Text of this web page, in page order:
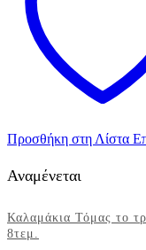
Προσθήκη στη Λίστα
Αναμένεται
Καλαμάκια Τόμας το
8τεμ.